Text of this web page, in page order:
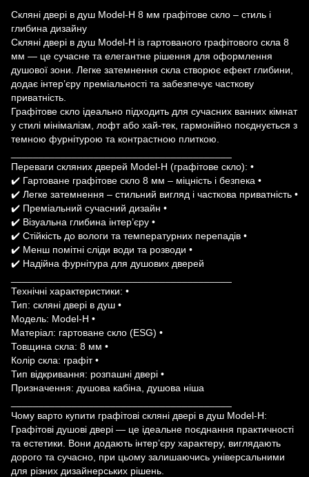
Скляні двері в душ Model-H 8 мм графітове скло – стиль і
глибина дизайну
Скляні двері в душ Model-H із гартованого графітового скла 8
мм — це сучасне та елегантне рішення для оформлення
душової зони. Легке затемнення скла створює ефект глибини,
додає інтер’єру преміальності та забезпечує часткову
приватність.
Графітове скло ідеально підходить для сучасних ванних кімнат
у стилі мінімалізм, лофт або хай-тек, гармонійно поєднується з
темною фурнітурою та контрастною плиткою.
Переваги скляних дверей Model-H (графітове скло): •
✔️ Гартоване графітове скло 8 мм – міцність і безпека •
✔️ Легке затемнення – стильний вигляд і часткова приватність •
✔️ Преміальний сучасний дизайн •
✔️ Візуальна глибина інтер’єру •
✔️ Стійкість до вологи та температурних перепадів •
✔️ Менш помітні сліди води та розводи •
✔️ Надійна фурнітура для душових дверей
Технічні характеристики: •
Тип: скляні двері в душ •
Модель: Model-H •
Матеріал: гартоване скло (ESG) •
Товщина скла: 8 мм •
Колір скла: графіт •
Тип відкривання: розпашні двері •
Призначення: душова кабіна, душова ніша
Чому варто купити графітові скляні двері в душ Model-H:
Графітові душові двері — це ідеальне поєднання практичності
та естетики. Вони додають інтер’єру характеру, виглядають
дорого та сучасно, при цьому залишаючись універсальними
для різних дизайнерських рішень.